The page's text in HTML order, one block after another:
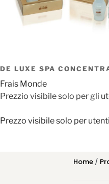
DE LUXE SPA
Frais Monde
Prezzio visibile solo per gli
Prezzo visibile solo per
Home /